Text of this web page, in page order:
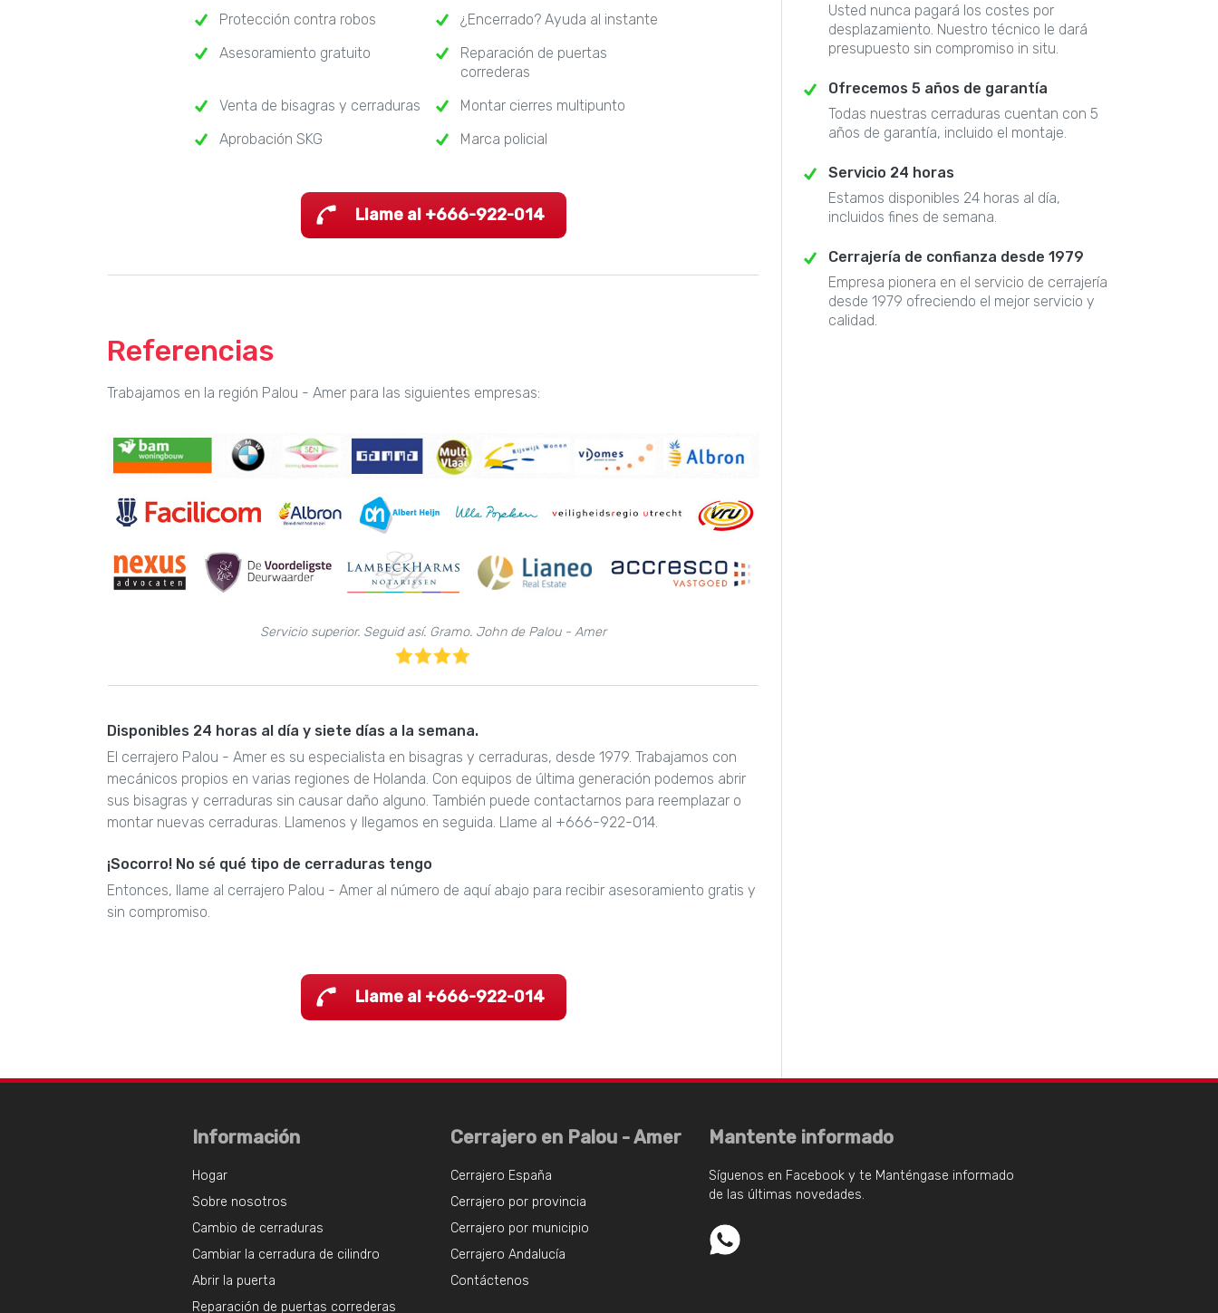
Protección contra robos
¿Encerrado? Ayuda al instante
Asesoramiento gratuito
Reparación de puertas
correderas
Venta de bisagras y cerraduras
Montar cierres multipunto
Aprobación SKG
Marca policial
Llame al +666-922-014
Referencias
Trabajamos en la región Palou - Amer para las siguientes empresas:
Servicio superior. Seguid así. Gramo. John de Palou - Amer
Disponibles 24 horas al día y siete días a la semana.
El cerrajero Palou - Amer es su especialista en bisagras y cerraduras, desde 1979. Trabajamos con
mecánicos propios en varias regiones de Holanda. Con equipos de última generación podemos abrir
sus bisagras y cerraduras sin causar daño alguno. También puede contactarnos para reemplazar o
montar nuevas cerraduras. Llamenos y llegamos en seguida. Llame al +666-922-014.
¡Socorro! No sé qué tipo de cerraduras tengo
Entonces, llame al cerrajero Palou - Amer al número de aquí abajo para recibir asesoramiento gratis y
sin compromiso.
Llame al +666-922-014
Usted nunca pagará los costes por
desplazamiento. Nuestro técnico le dará
presupuesto sin compromiso in situ.
Ofrecemos 5 años de garantía
Todas nuestras cerraduras cuentan con 5
años de garantía, incluido el montaje.
Servicio 24 horas
Estamos disponibles 24 horas al día,
incluidos fines de semana.
Cerrajería de confianza desde 1979
Empresa pionera en el servicio de cerrajería
desde 1979 ofreciendo el mejor servicio y
calidad.
Información
Hogar
Sobre nosotros
Cambio de cerraduras
Cambiar la cerradura de cilindro
Abrir la puerta
Reparación de puertas correderas
Cerrajero en Palou - Amer
Cerrajero España
Cerrajero por provincia
Cerrajero por municipio
Cerrajero Andalucía
Contáctenos
Mantente informado
Síguenos en Facebook y te Manténgase informado
de las últimas novedades.